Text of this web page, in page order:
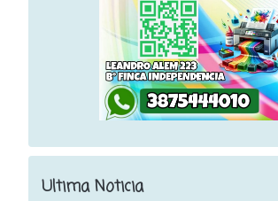
Ultima Noticia